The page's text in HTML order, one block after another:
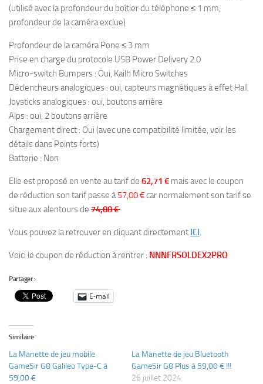
(utilisé avec la profondeur du boîtier du téléphone ≤ 1 mm,
profondeur de la caméra exclue)
Profondeur de la caméra Pone ≤ 3 mm
Prise en charge du protocole USB Power Delivery 2.0
Micro-switch Bumpers : Oui, Kailh Micro Switches
Déclencheurs analogiques : oui, capteurs magnétiques à effet Hall
Joysticks analogiques : oui, boutons arrière
Alps : oui, 2 boutons arrière
Chargement direct : Oui (avec une compatibilité limitée, voir les
détails dans Points forts)
Batterie : Non
Elle est proposé en vente au tarif de 62,71 € mais avec le coupon
de réduction son tarif passe à57,00 €car normalement son tarif se
situe aux alentours de 74,88 €
Vous pouvez la retrouver en cliquant directement ICI.
Voici le coupon de réduction à rentrer : NNNFRSOLDEX2PRO
Partager :
E-mail
Similaire
La Manette de jeu mobile
GameSir G8 Galileo Type-C à
59,00 €
La Manette de jeu Bluetooth
GameSir G8 Plus à 59,00 € !!!
26 juillet 2024